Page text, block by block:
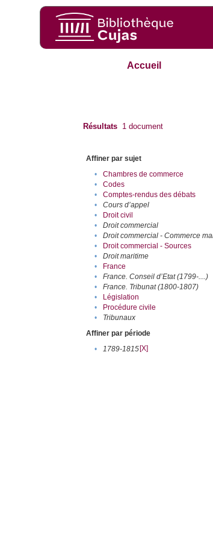
Accueil
Résultats 1 document
Affiner par sujet
•
Chambres de commerce
•
Codes
•
Comptes-rendus des débats
•
Cours d’appel
•
Droit civil
•
Droit commercial
•
Droit commercial - Commerce
•
Droit commercial - Sources
•
Droit maritime
•
France
•
France. Conseil d’Etat (1799-....)
•
France. Tribunat (1800-1807)
•
Législation
•
Procédure civile
•
Tribunaux
Affiner par période
•
1789-1815[X]